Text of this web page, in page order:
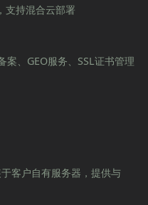
支持混合云部署
、GEO服务、SSL证书管理
客户自有服务器，提供与